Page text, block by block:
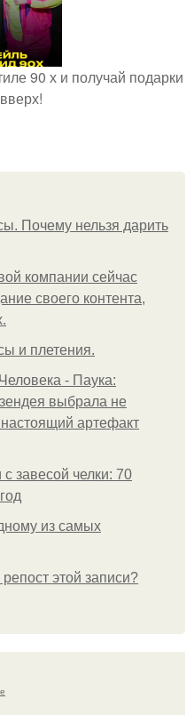
90 х и получай подарки
Почему нельзя дарить
компании сейчас
своего контента,
и плетения.
- Паука:
выбрала не
артефакт
завесой челки: 70
из самых
этой записи?